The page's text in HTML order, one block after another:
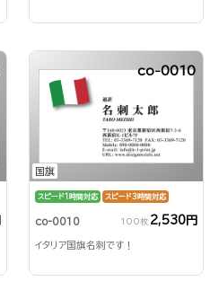
国旗
co-0010
スピード1時間対応 スピード3時間対応
co-0010 100枚 2,530円
イタリア国旗名刺です！